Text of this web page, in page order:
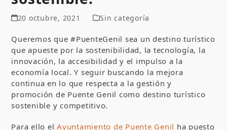
20 octubre, 2021 Sin categoría
Queremos que #PuenteGenil sea un destino turístico
que apueste por la sostenibilidad, la tecnología, la
innovación, la accesibilidad y el impulso a la
economía local. Y seguir buscando la mejora
continua en lo que respecta a la gestión y
promoción de Puente Genil como destino turístico
sostenible y competitivo.
Para ello elAyuntamiento de Puente Genil ha puesto